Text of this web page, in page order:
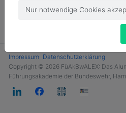
Impressum Datenschutzerklärung
Copyright © 2026 FüAkBwALEX: Das
Führungsakademie der Bundeswehr,
Nur notwendige Cookies